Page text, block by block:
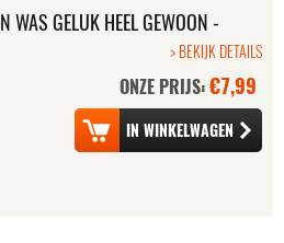
WAS GELUK HEEL GEWOON -
> BEKIJK DETAILS
ONZE PRIJS:€7,99